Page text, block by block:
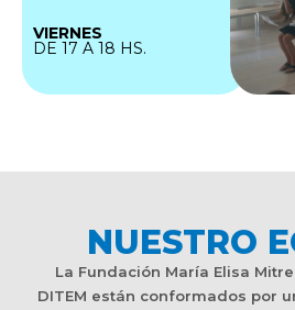
VIERNES
DE 17 A 18 HS.
NUESTRO
La Fundación María Elisa
DITEM están conformados por